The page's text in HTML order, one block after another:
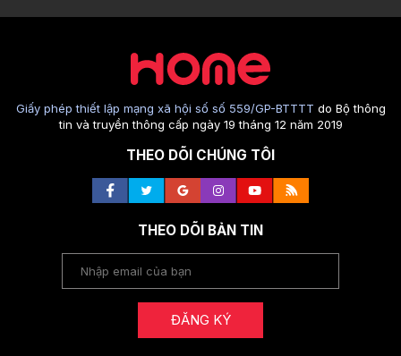
Giấy phép thiết lập mạng xã hội số số 559/GP-BTTTT do Bộ thông
tin và truyền thông cấp ngày 19 tháng 12 năm 2019
THEO DÕI CHÚNG TÔI
THEO DÕI BẢN TIN
ĐĂNG KÝ